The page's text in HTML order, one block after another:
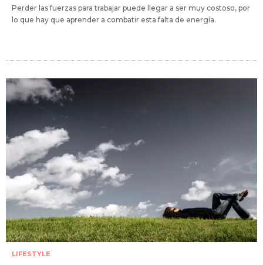
Perder las fuerzas para trabajar puede llegar a ser muy costoso, por
lo que hay que aprender a combatir esta falta de energía.
LIFESTYLE